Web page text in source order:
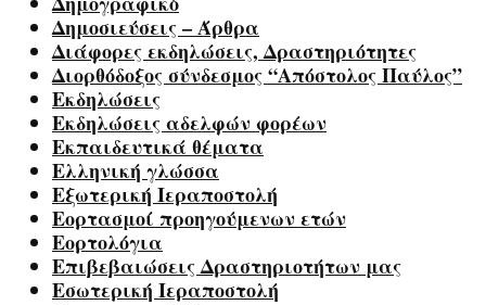
Δημοσιεύσεις – Άρθρα
Διάφορες εκδηλώσεις, Δραστηριότητες
Διορθόδοξος σύνδεσμος “Απόστολος Παύλος”
Εκδηλώσεις
Εκδηλώσεις αδελφών φορέων
Εκπαιδευτικά θέματα
Ελληνική γλώσσα
Εξωτερική Ιεραποστολή
Εορτασμοί προηγούμενων ετών
Εορτολόγια
Επιβεβαιώσεις Δραστηριοτήτων μας
Εσωτερική Ιεραποστολή